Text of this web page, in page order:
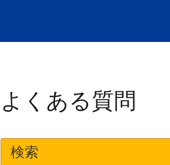
よくある質問
検索